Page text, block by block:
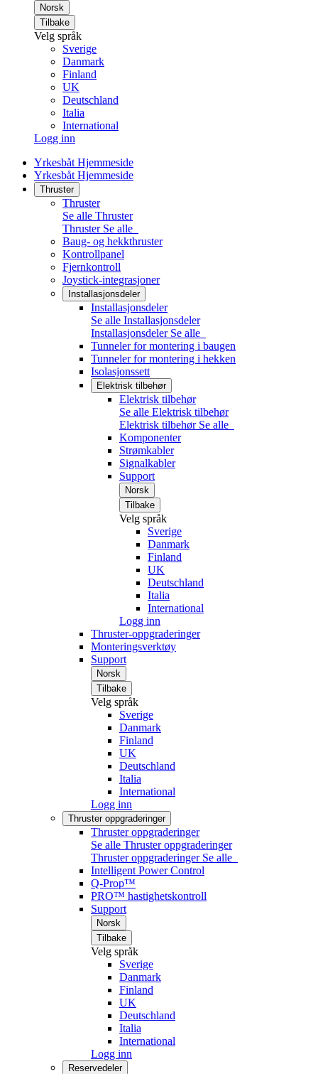
Norsk
Tilbake
Velg språk
Sverige
Danmark
Finland
UK
Deutschland
Italia
International
Logg inn
Yrkesbåt Hjemmeside
Yrkesbåt Hjemmeside
Thruster
Thruster
Se alle Thruster
Thruster Se alle
Baug- og hekkthruster
Kontrollpanel
Fjernkontroll
Joystick-integrasjoner
Installasjonsdeler
Installasjonsdeler
Se alle Installasjonsdeler
Installasjonsdeler Se alle
Tunneler for montering i baugen
Tunneler for montering i hekken
Isolasjonssett
Elektrisk tilbehør
Elektrisk tilbehør
Se alle Elektrisk tilbehør
Elektrisk tilbehør Se alle
Komponenter
Strømkabler
Signalkabler
Support
Norsk
Tilbake
Velg språk
Sverige
Danmark
Finland
UK
Deutschland
Italia
International
Logg inn
Thruster-oppgraderinger
Monteringsverktøy
Support
Norsk
Tilbake
Velg språk
Sverige
Danmark
Finland
UK
Deutschland
Italia
International
Logg inn
Thruster oppgraderinger
Thruster oppgraderinger
Se alle Thruster oppgraderinger
Thruster oppgraderinger Se alle
Intelligent Power Control
Q-Prop™
PRO™ hastighetskontroll
Support
Norsk
Tilbake
Velg språk
Sverige
Danmark
Finland
UK
Deutschland
Italia
International
Logg inn
Reservedeler